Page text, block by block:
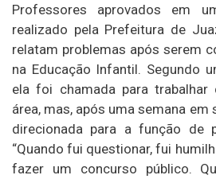
Professores aprovados em
realizado pela Prefeitura de
relatam problemas após serem
na Educação Infantil. Segundo
ela foi chamada para
área, mas, após uma semana em
direcionada para a função de
“Quando fui questionar, fui
fazer um concurso público.